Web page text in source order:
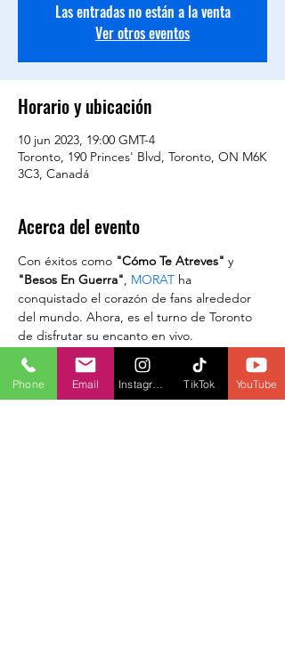
Las entradas no están a la venta
Ver otros eventos
Horario y ubicación
10 jun 2023, 19:00 GMT-4
Toronto, 190 Princes' Blvd, Toronto, ON M6K
3C3, Canadá
Acerca del evento
Con éxitos como "Cómo Te Atreves" y
"Besos En Guerra", MORAT ha
conquistado el corazón de fans alrededor
del mundo. Ahora, es el turno de Toronto
de disfrutar su encanto en vivo.
Este evento promete un ambiente
eléctrico, donde los ritmos latinos y las
melodías irresistibles se fusionarán para
Phone Email TikTok YouTube